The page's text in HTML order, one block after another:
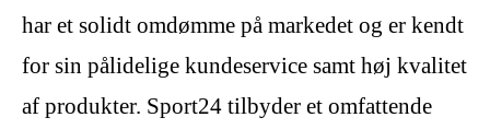
har et solidt omdømme på markedet og er kendt
for sin pålidelige kundeservice samt høj kvalitet
af produkter. Sport24 tilbyder et omfattende